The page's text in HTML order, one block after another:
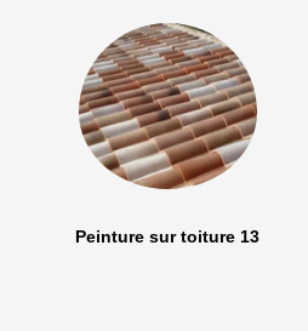
Peinture sur toiture 13